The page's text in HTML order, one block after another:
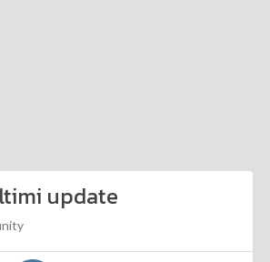
update